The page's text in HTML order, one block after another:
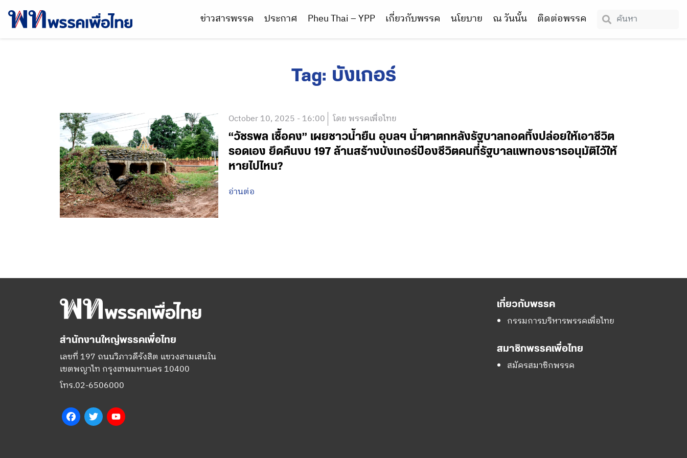
ข่าวสารพรรค ประกาศ Pheu Thai – YPP เกี่ยวกับพรรค นโยบาย ณ วันนั้น ติดต่อพรรค
Tag: บังเกอร์
October 10, 2025 - 16:00 โดย พรรคเพื่อไทย
“วัชรพล เชื้อคง” เผยชาวน้ำยืน อุบลฯ น้ำตาตกหลังรัฐบาลทอดทิ้งปล่อยให้เอาชีวิต
รอดเอง ยึดคืนงบ 197 ล้านสร้างบังเกอร์ป้องชีวิตคนที่รัฐบาลแพทองธารอนุมัติไว้ให้
หายไปไหน?
อ่านต่อ
สำนักงานใหญ่พรรคเพื่อไทย
เลขที่ 197 ถนนวิภาวดีรังสิต แขวงสามเสนใน
เขตพญาไท กรุงเทพมหานคร 10400
โทร.02-6506000
FacebookTwitter
เกี่ยวกับพรรค
กรรมการบริหารพรรคเพื่อไทย
สมาชิกพรรคเพื่อไทย
สมัครสมาชิกพรรค